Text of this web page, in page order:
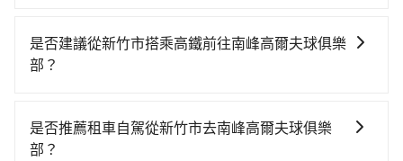
於偏遠地區，我們提供的價格已經包含了所有基本的費
用，不會像其他業者那樣收取額外費用。但如果您需要
詢到具體的費用。
是否建議從新竹市搭乘高鐵前往南峰高爾夫球俱樂
部？
乘坐舒適、省時、較貴！從最早07:02一直到23:32，新
竹-台中一天最多有61班次高鐵可搭乘。假設從新竹市東
是否推薦租車自駕從新竹市去南峰高爾夫球俱樂
部？